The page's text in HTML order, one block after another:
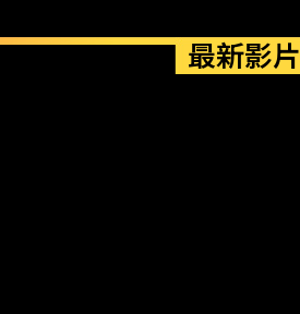
最新影片